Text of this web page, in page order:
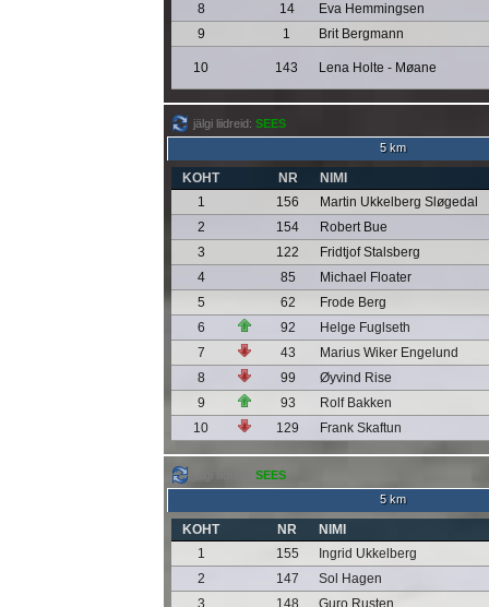
8
14
Eva Hemmingsen
9
1 Brit Bergmann
10 143 Lena Holte - Møane
jälgi liidreid: SEES
5 km
KOHT NR
NIMI
1
156
Martin Ukkelberg Sløgedal
2
154
Robert Bue
3
122
Fridtjof Stalsberg
4
85
Michael Floater
5
62
Frode Berg
6
92
Helge Fuglseth
7
43
Marius Wiker Engelund
8
99
Øyvind Rise
9
93
Rolf Bakken
10
129 Frank Skaftun
SEES
5 km
KOHT NR
NIMI
1
155
Ingrid Ukkelberg
2
147
Sol Hagen
3
148 Guro Rusten